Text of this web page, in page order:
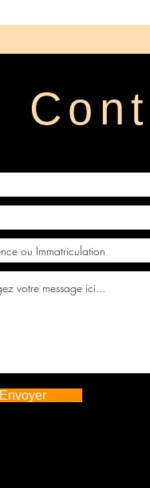
Envoyer